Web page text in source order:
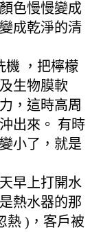
色慢慢變成
成乾淨的清
機 ，把檸檬
生物膜軟
，這時高周
出來。 有時
小了，就是
早上打開水
熱水器的那
熱 )，客戶被